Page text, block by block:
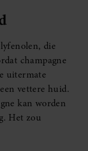
die
champagne
uitermate
vettere huid.
kan worden
Het zou